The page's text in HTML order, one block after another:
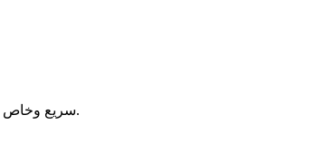
تحويل TS إلى MP3 سريع وخاص وموثوق.